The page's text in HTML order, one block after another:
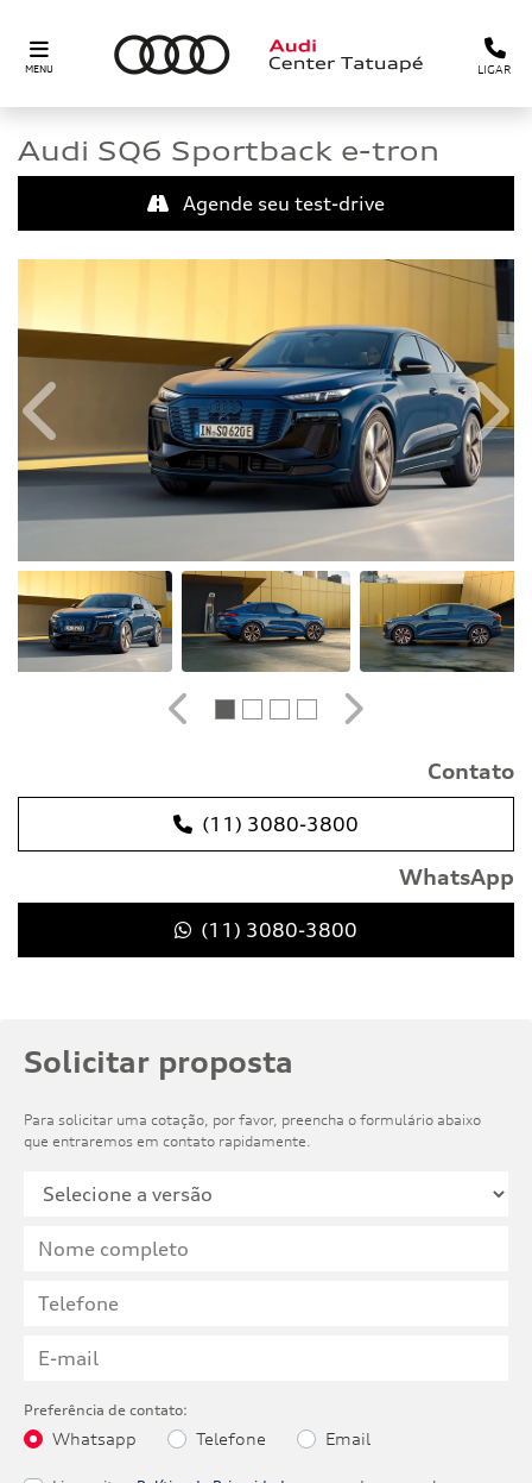
MENU LIGAR
Audi SQ6 Sportback e-tron
Agende seu test-drive
Solicitar proposta
Para solicitar uma cotação, por favor, preencha o formulário abaixo
que entraremos em contato rapidamente.
Preferência de contato:
Whatsapp Telefone Email
Anterior
Anterior Próximo
Contato
(11) 3080-3800
WhatsApp
(11) 3080-3800